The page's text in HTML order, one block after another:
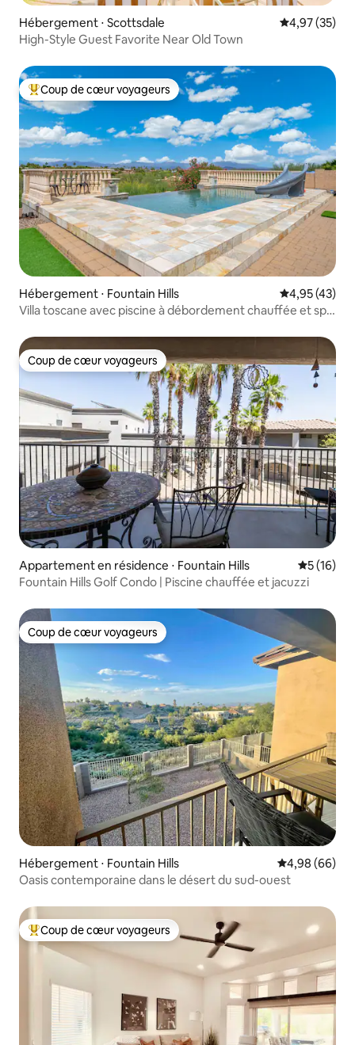
Hébergement ⋅ Scottsdale Évaluation
4,97 (35)
High-Style Guest Favorite Near Old Town
Coups de cœur voyageurs les plus appréciés
Coup de cœur voyageurs
Hébergement ⋅ Fountain Hills Évaluation
4,95 (43)
Villa toscane avec piscine à débordement chauffée et spa
Coup de cœur voyageurs
Coup de cœur voyageurs
Appartement en résidence ⋅ Fountain Hills
5 (16)
Fountain Hills Golf Condo | Piscine chauffée et jacuzzi
Coup de cœur voyageurs
Coup de cœur voyageurs
Hébergement ⋅ Fountain Hills Évaluation
4,98 (66)
Oasis contemporaine dans le désert du sud-ouest
Coups de cœur voyageurs les plus appréciés
Coup de cœur voyageurs